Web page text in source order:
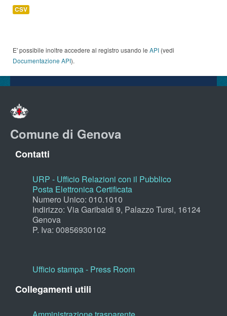
CSV
E' possibile inoltre accedere al registro usando le API (vedi
Documentazione API).
Comune di Genova
Contatti
URP - Ufficio Relazioni con il Pubblico
Posta Elettronica Certificata
Numero Unico: 010.1010
Indirizzo: Via Garibaldi 9, Palazzo Tursi, 16124
Genova
P. Iva: 00856930102
Ufficio stampa - Press Room
Collegamenti utili